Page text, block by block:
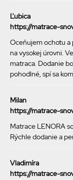
Ľubica
https://matrace-
Oceňujem ochotu a
na vysokej úrovni.
matraca. Dodanie
pohodlné, spí sa
Milan
https://matrace-
Matrace LENORA
Rýchle dodanie a
Vladimíra
https://matrace-